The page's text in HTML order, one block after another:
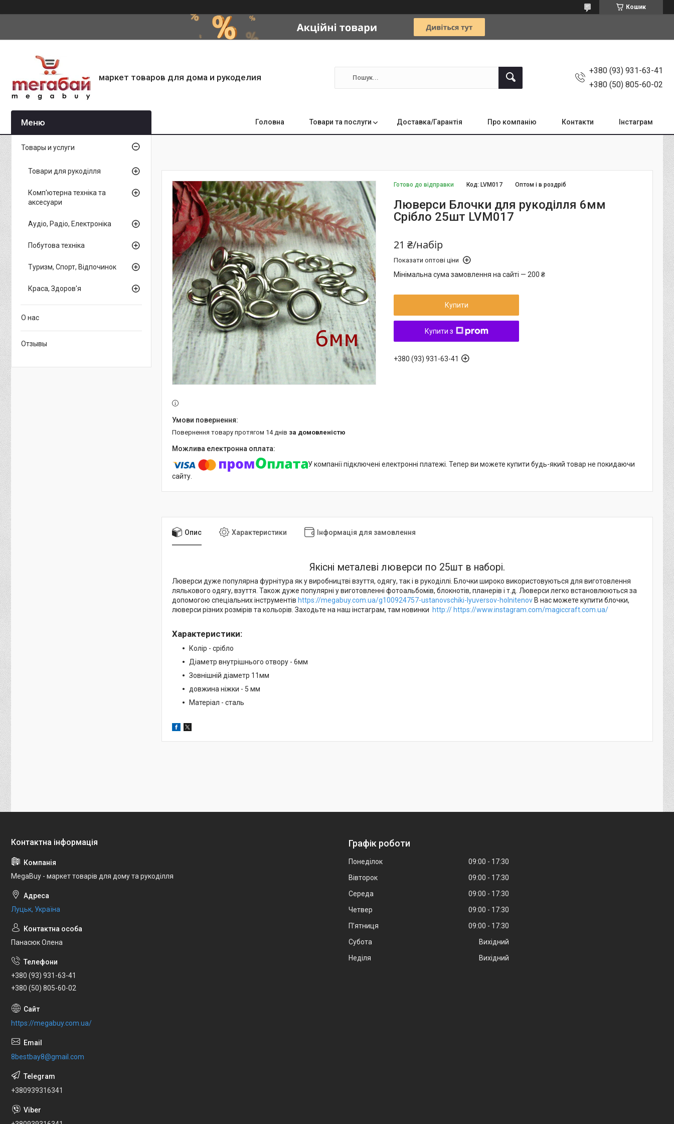
Кошик
маркет товаров для дома и рукоделия
+380 (93) 931-63-41
+380 (50) 805-60-02
Головна Товари та послуги Доставка/Гарантія Про компанію Контакти Інстаграм
Готово до відправки Оптом і в роздріб
Код: LVМ017
Люверси Блочки для рукоділля 6мм
Срібло 25шт LVМ017
21 ₴/набір
Показати оптові ціни
Мінімальна сума замовлення на сайті — 200 ₴
Купити
Купити з
+380 (93) 931-63-41
повернення товару протягом 14 днів за домовленістю
У компанії підключені електронні платежі. Тепер ви можете купити будь-який товар не покидаючи
сайту.
Опис Характеристики Інформація для замовлення
Якісні металеві люверси по 25шт в наборі.
Люверси дуже популярна фурнітура як у виробництві взуття, одягу, так і в рукоділлі. Блочки широко використовуються для виготовлення
лялькового одягу, взуття. Також дуже популярні у виготовленні фотоальбомів, блокнотів, планерів і т.д. Люверси легко встановлюються за
допомогою спеціальних інструментів https://megabuy.com.ua/g100924757-ustanovschiki-lyuversov-holnitenov В нас можете купити блочки,
люверси різних розмірів та кольорів. Заходьте на наш інстаграм, там новинки http:// https://www.instagram.com/magiccraft.com.ua/
Характеристики:
Колір - срібло
Діаметр внутрішнього отвору - 6мм
Зовнішній діаметр 11мм
довжина ніжки - 5 мм
Матеріал - сталь
Товары и услуги
Товари для рукоділля
Комп'ютерна техніка та
аксесуари
Аудіо, Радіо, Електроніка
Побутова техніка
Туризм, Спорт, Відпочинок
Краса, Здоров'я
О нас
Отзывы
MegaBuy - маркет товарів для дому та рукоділля
Луцьк, Україна
Панасюк Олена
+380 (93) 931-63-41
+380 (50) 805-60-02
https://megabuy.com.ua/
8bestbay8@gmail.com
+380939316341
Графік роботи
Понеділок 09:00
17:30
Вівторок
09:00
17:30
Середа
09:00
17:30
Четвер
09:00
17:30
Пʼятниця
09:00
17:30
Субота
Вихідний
Неділя
Вихідний